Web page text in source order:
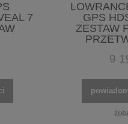
7
GPS
ZESTAW
9